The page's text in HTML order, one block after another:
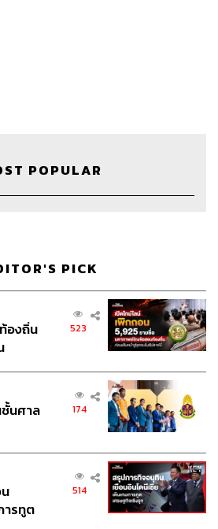
นนท์
ดุลยานนท์, นครินทร์ วนกิจไพบูลย์
าน กาญจนะพงศ์
พงศ์ ชูประดิษฐ์
กฤตพล จียะเกียรติ
ภิสิทธิ์​ หรรษาภิรมย์โชค
าญค้า
ตุสมพงษ์
POPULAR
PICK
องถิ่น
523
นศาล
174
ารทูต
514